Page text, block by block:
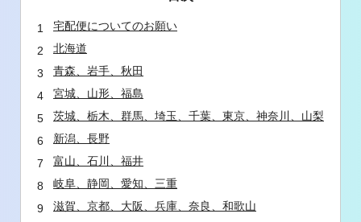
宅配便についてのお願い
北海道
青森、岩手、秋田
宮城、山形、福島
茨城、栃木、群馬、埼玉、千葉、東京、神奈川、山梨
新潟、長野
富山、石川、福井
岐阜、静岡、愛知、三重
滋賀、京都、大阪、兵庫、奈良、和歌山